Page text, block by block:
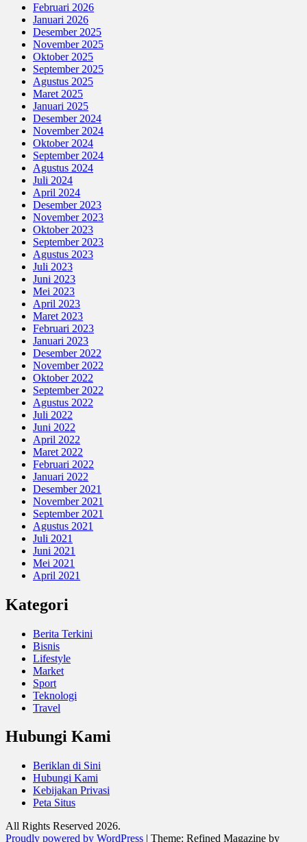
Februari 2026
Januari 2026
Desember 2025
November 2025
Oktober 2025
September 2025
Agustus 2025
Maret 2025
Januari 2025
Desember 2024
November 2024
Oktober 2024
September 2024
Agustus 2024
Juli 2024
April 2024
Desember 2023
November 2023
Oktober 2023
September 2023
Agustus 2023
Juli 2023
Juni 2023
Mei 2023
April 2023
Maret 2023
Februari 2023
Januari 2023
Desember 2022
November 2022
Oktober 2022
September 2022
Agustus 2022
Juli 2022
Juni 2022
April 2022
Maret 2022
Februari 2022
Januari 2022
Desember 2021
November 2021
September 2021
Agustus 2021
Juli 2021
Juni 2021
Mei 2021
April 2021
Kategori
Berita Terkini
Bisnis
Lifestyle
Market
Sport
Teknologi
Travel
Hubungi Kami
Beriklan di Sini
Hubungi Kami
Kebijakan Privasi
Peta Situs
All Rights Reserved 2026.
Proudly powered by WordPress | Theme: Refined Magazine by